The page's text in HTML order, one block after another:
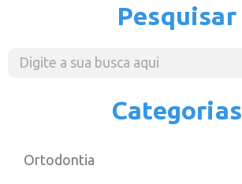
Pesquisar
Categorias
Ortodontia